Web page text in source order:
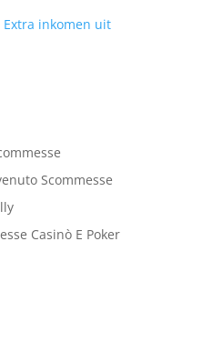
inkomen uit
Scommesse
Casinò E Poker